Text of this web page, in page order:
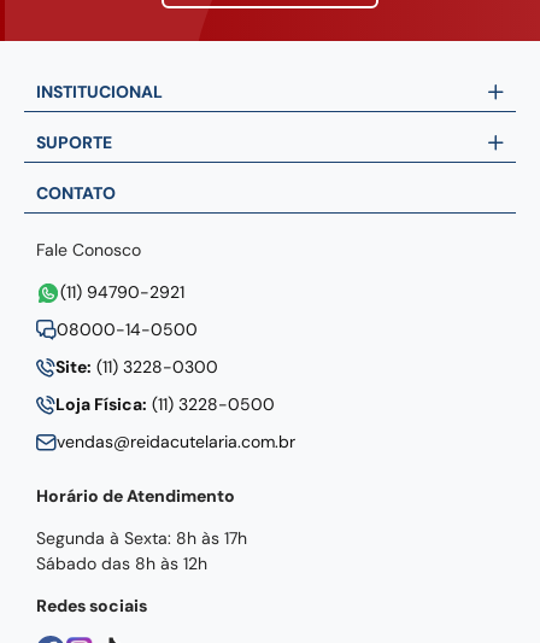
INSTITUCIONAL
SUPORTE
CONTATO
Fale Conosco
(11) 94790-2921
08000-14-0500
Site: (11) 3228-0300
Loja Física: (11) 3228-0500
vendas@reidacutelaria.com.br
Horário de Atendimento
Segunda à Sexta: 8h às 17h
Sábado das 8h às 12h
Redes sociais